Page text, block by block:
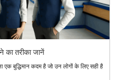
का तरीका जानें
एक बुद्धिमान कदम है जो उन लोगों के लिए सही है